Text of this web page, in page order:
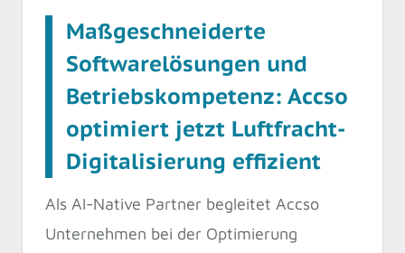
Maßgeschneiderte
Softwarelösungen und
Betriebskompetenz: Accso
optimiert jetzt Luftfracht-
Digitalisierung effizient
Als AI-Native Partner begleitet Accso
Unternehmen bei der Optimierung